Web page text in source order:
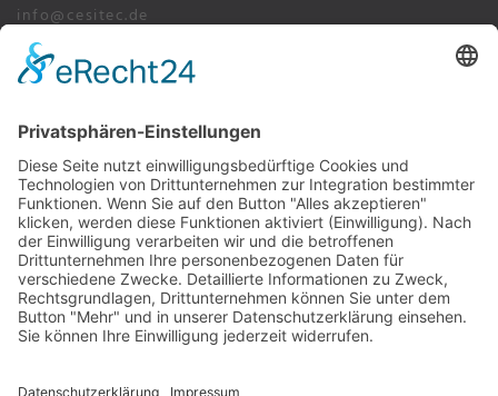
info@cesitec.de
+49 209 15519-100
Impressum
Datenschutz
AGB's